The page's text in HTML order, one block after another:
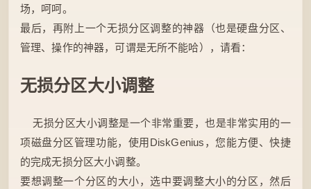
场，呵呵。
最后，再附上一个无损分区调整的神器（也是硬盘分区、
管理、操作的神器，可谓是无所不能哈），请看：
无损分区大小调整
无损分区大小调整是一个非常重要，也是非常实用的一
项磁盘分区管理功能，使用DiskGenius，您能方便、快捷
的完成无损分区大小调整。
要想调整一个分区的大小，选中要调整大小的分区，然后